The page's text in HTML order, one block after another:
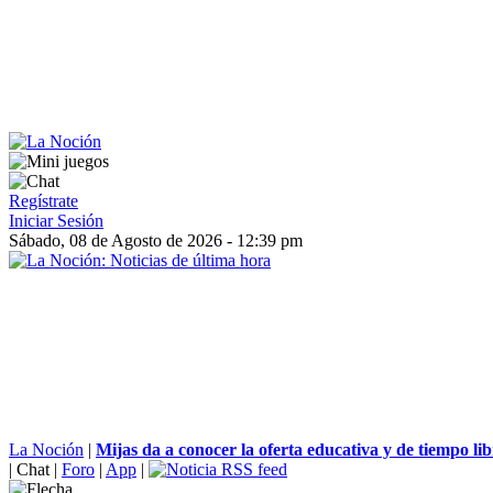
Regístrate
Iniciar Sesión
Sábado, 08 de Agosto de 2026 - 12:39 pm
La Noción | Mijas da a conocer la oferta educativa y de tiempo
| Chat | Foro | App |